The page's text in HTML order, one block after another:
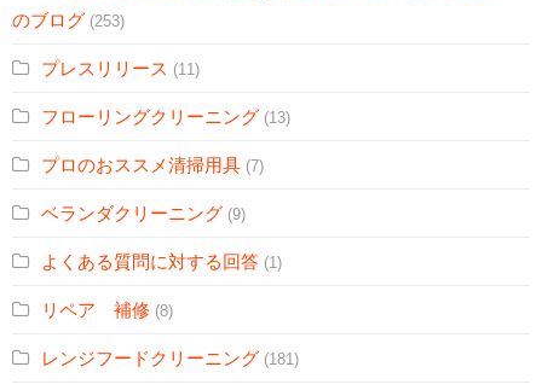
のブログ (253)
プレスリリース (11)
フローリングクリーニング (13)
プロのおススメ清掃用具 (7)
ベランダクリーニング (9)
よくある質問に対する回答 (1)
リペア 補修 (8)
レンジフードクリーニング (181)